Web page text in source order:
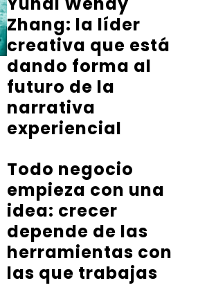
Zhang: la líder
creativa que está
dando forma al
futuro de la
narrativa
experiencial
Todo negocio
empieza con una
idea: crecer
depende de las
herramientas con
las que trabajas